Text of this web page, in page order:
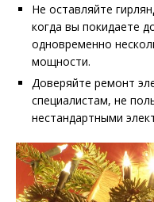
Не оставляйте
когда вы покидаете
одновременно
мощности.
Доверяйте ремонт
специалистам, не
нестандартными